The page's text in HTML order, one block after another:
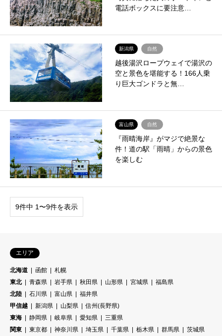
電話ボックスに要注意…
新潟県 自然
越後湯沢ロープウェイで湯沢の
空と景色を堪能する！166人乗
り巨大ゴンドラと無…
富山県 自然
『雨晴海岸』がマジで絶景な
件！道の駅「雨晴」からの景色
を楽しむ
9件中 1〜9件を表示
エリア
北海道 函館
札幌
東北
青森県 岩手県 秋田県 山形県 宮城県
福島県
北陸
石川県 富山県
福井県
甲信越
新潟県 山梨県
信州(長野県)
東海
静岡県 岐阜県 愛知県
三重県
関東
東京都 神奈川県 埼玉県 千葉県 栃木県 群馬県
茨城県